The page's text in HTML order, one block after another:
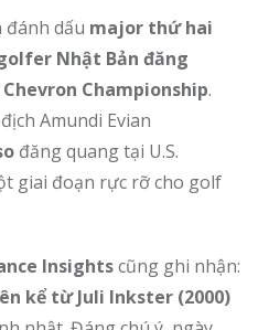
đánh dấu major thứ hai
Nhật Bản đăng
Championship.
Amundi Evian
đăng quang tại U.S.
giai đoạn rực rỡ cho golf
Insightscũng ghi nhận:
kể từ Juli Inkster (2000)